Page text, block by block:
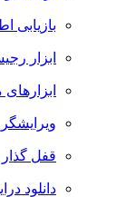
بازیابی
ابزار
ابزارهای
قفل گذار
دانلود